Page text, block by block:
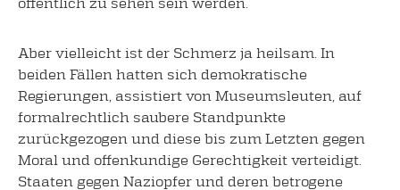
Aber vielleicht ist der Schmerz ja heilsam. In
beiden Fällen hatten sich demokratische
Regierungen, assistiert von Museumsleuten, auf
formalrechtlich saubere Standpunkte
zurückgezogen und diese bis zum Letzten gegen
Moral und offenkundige Gerechtigkeit verteidigt.
Staaten gegen Naziopfer und deren betrogene